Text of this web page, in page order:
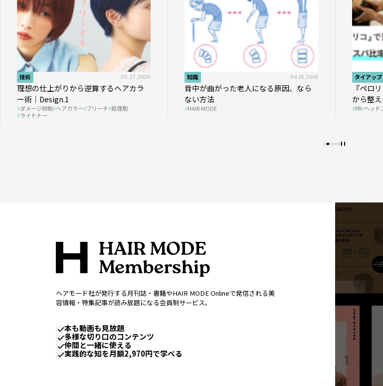
技術 03.27.2026
理想の仕上がりから逆算するヘアカラ
ー術｜Design.1
ダメージ抑制 ヘアカラー ブリーチ 処理剤
ライトナー
知識 04.18.2018
背中が曲がった老人になる原因、なら
ない方法
HAIR MODE
タイアップ
『ペロ
から整
プの秘
PR ヘッド
ヘアモード社が発行する月刊誌・書籍やHAIR MODE Onlineで発信される美
容情報・特集記事が読み放題になる会員制サービス。
本も動画も見放題
多様な切り口のコンテンツ
仲間と一緒に使える
実践的な知を月額2,970円で学べる